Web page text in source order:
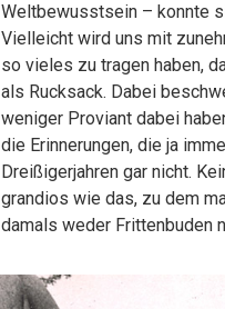
Weltbewusstsein – konnte
Vielleicht wird uns mit
so vieles zu tragen haben,
als Rucksack. Dabei
weniger Proviant dabei
die Erinnerungen, die ja
Dreißigerjahren gar nicht.
grandios wie das, zu dem
damals weder Frittenbuden